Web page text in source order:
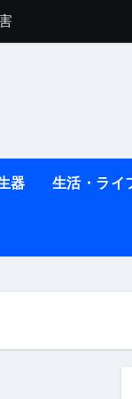
償をわかりやす
つの習慣 | レシピ
き方
器 生活・ライ